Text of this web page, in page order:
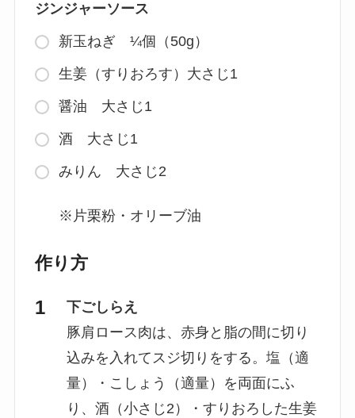
ジンジャーソース
新玉ねぎ ¼個（50g）
生姜（すりおろす）大さじ1
醤油 大さじ1
酒 大さじ1
みりん 大さじ2
※片栗粉・オリーブ油
作り方
下ごしらえ
豚肩ロース肉は、赤身と脂の間に切り
込みを入れてスジ切りをする。塩（適
量）・こしょう（適量）を両面にふ
り、酒（小さじ2）・すりおろした生姜